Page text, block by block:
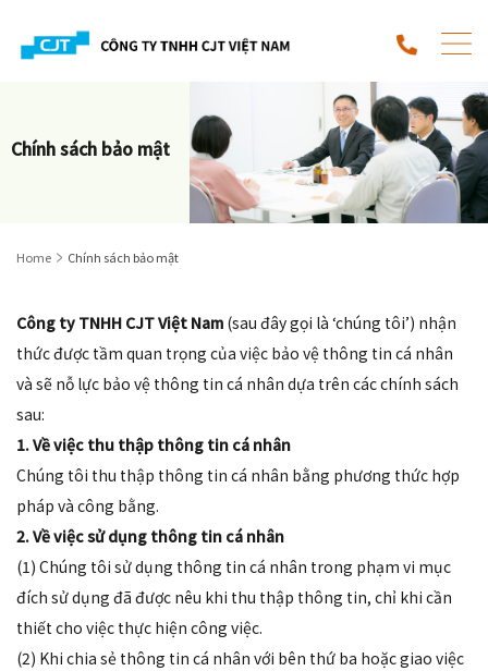
Chính sách bảo mật
Home Chính sách bảo mật
Công ty TNHH CJT Việt Nam (sau đây gọi là ‘chúng tôi’) nhận
thức được tầm quan trọng của việc bảo vệ thông tin cá nhân
và sẽ nỗ lực bảo vệ thông tin cá nhân dựa trên các chính sách
sau:
1. Về việc thu thập thông tin cá nhân
Chúng tôi thu thập thông tin cá nhân bằng phương thức hợp
pháp và công bằng.
2. Về việc sử dụng thông tin cá nhân
(1) Chúng tôi sử dụng thông tin cá nhân trong phạm vi mục
đích sử dụng đã được nêu khi thu thập thông tin, chỉ khi cần
thiết cho việc thực hiện công việc.
(2) Khi chia sẻ thông tin cá nhân với bên thứ ba hoặc giao việc